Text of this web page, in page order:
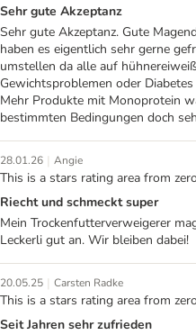
Sehr gute Akzeptanz
Sehr gute Akzeptanz. Gute
haben es eigentlich sehr gerne
umstellen da alle auf
Gewichtsproblemen oder
Mehr Produkte mit Monoprotein
bestimmten Bedingungen doch
28.01.26 | Angie
This is a stars rating area from
Riecht und schmeckt super
Mein Trockenfutterverweigerer
Leckerli gut an. Wir bleiben dabei!
20.05.25 | Carsten Radke
This is a stars rating area from
Seit Jahren sehr zufrieden